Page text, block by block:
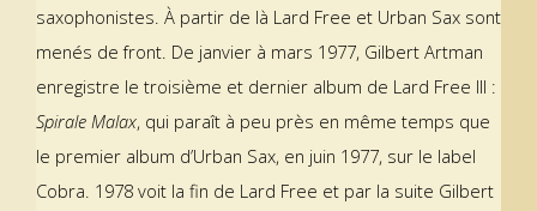
saxophonistes. À partir de là Lard Free et Urban Sax sont
menés de front. De janvier à mars 1977, Gilbert Artman
enregistre le troisième et dernier album de Lard Free III :
Spirale Malax, qui paraît à peu près en même temps que
le premier album d’Urban Sax, en juin 1977, sur le label
Cobra. 1978 voit la fin de Lard Free et par la suite Gilbert